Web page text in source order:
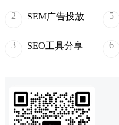
2 SEM广告投放
3 SEO工具分享
5
6